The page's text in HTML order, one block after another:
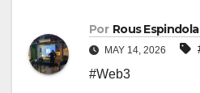
Por Rous Espindola
MAY 14, 2026
#Web3